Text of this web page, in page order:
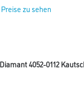
zu sehen
4052-0112